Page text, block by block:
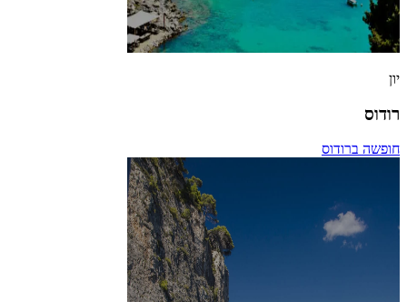
יון
רודוס
חופשה ברודוס